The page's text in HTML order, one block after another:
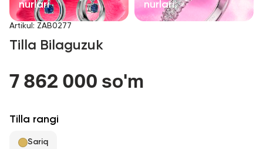
Sevimli
nurlari
nurlari
Artikul : ZAB0277
Tilla Bilaguzuk
7 862 000 so'm
Tilla rangi
Sariq